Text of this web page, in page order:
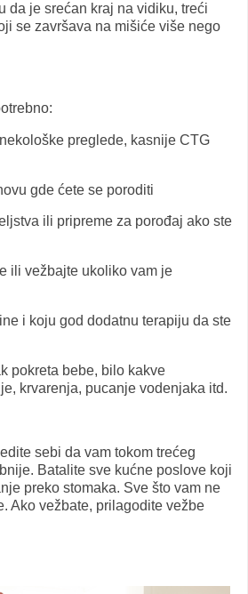
da je srećan kraj na vidiku, treći
se završava na mišiće više nego
preglede, kasnije CTG
gde ćete se poroditi
ili pripreme za porođaj ako ste
ili vežbajte ukoliko vam je
i koju god dodatnu terapiju da ste
pokreta bebe, bilo kakve
krvarenja, pucanje vodenjaka itd.
sebi da vam tokom trećeg
Batalite sve kućne poslove koji
preko stomaka. Sve što vam ne
Ako vežbate, prilagodite vežbe